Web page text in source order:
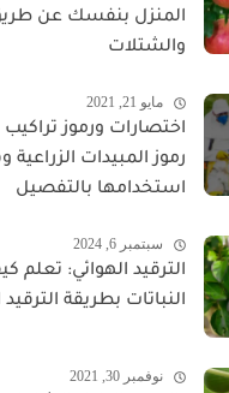
المنزل بنفسك عن طريق
والشتلات
مايو 21, 2021
اختصارات ورموز تراكيب
رموز المبيدات الزراعية
استخدامها بالتفصيل
سبتمبر 6, 2024
الترقيد الهوائي: تعلم
النباتات بطريقة الترقيد
نوفمبر 30, 2021